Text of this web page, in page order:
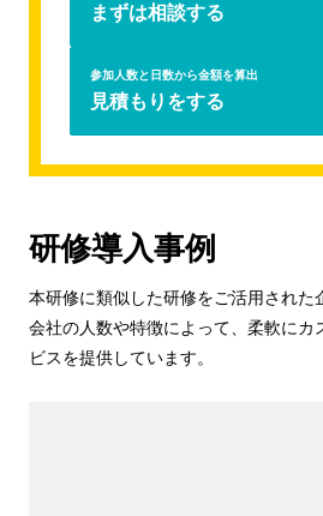
まずは相談する
参加人数と日数から金額を算出
見積もりをする
研修導入事例
本研修に類似した研修をご活用された
会社の人数や特徴によって、柔軟にカ
ビスを提供しています。